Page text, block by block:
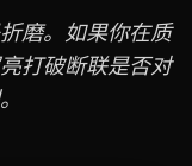
磨。如果你在质
打破断联是否对